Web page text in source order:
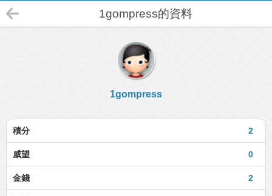
1gompress的資料
1gompress
2
積分
0
威望
2
金錢